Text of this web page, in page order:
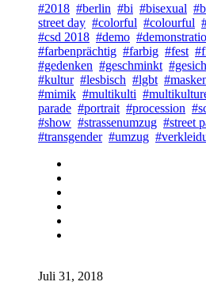
#2018 #berlin #bi #bisexual
street day #colorful #colourful
#csd 2018 #demo
#farbenprächtig #farbig #fest
#gedenken #geschminkt
#kultur #lesbisch #lgbt
#mimik #multikulti
parade #portrait #procession
#show #strassenumzug #street
#transgender #umzug
Juli 31, 2018